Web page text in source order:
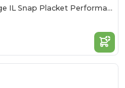
Men's Advantage IL Snap Placket Performance Polo